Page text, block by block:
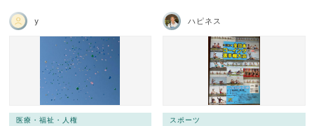
y
医療・福祉・人権
ハピネス
スポーツ